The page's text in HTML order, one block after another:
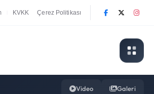
KVKK Çerez Politikası
Video Galeri